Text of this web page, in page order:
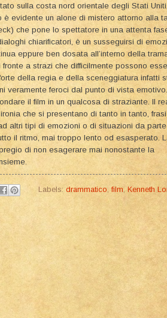
sulla costa nord orientale degli Stati
evidente un alone di mistero attorno alla
che pone lo spettatore in una attenta
chiarificatori, è un susseguirsi di
eppure ben dosata all’interno della
a strazi che difficilmente possono
della regia e della sceneggiatura infatti
veramente feroci dal punto di vista
il film in un qualcosa di straziante. Il
che si presentano di tanto in tanto, frasi
altri tipi di emozioni o di situazioni da
il ritmo, mai troppo lento od esasperato.
di non esagerare mai nonostante la
Labels: drammatico,film,Kenneth